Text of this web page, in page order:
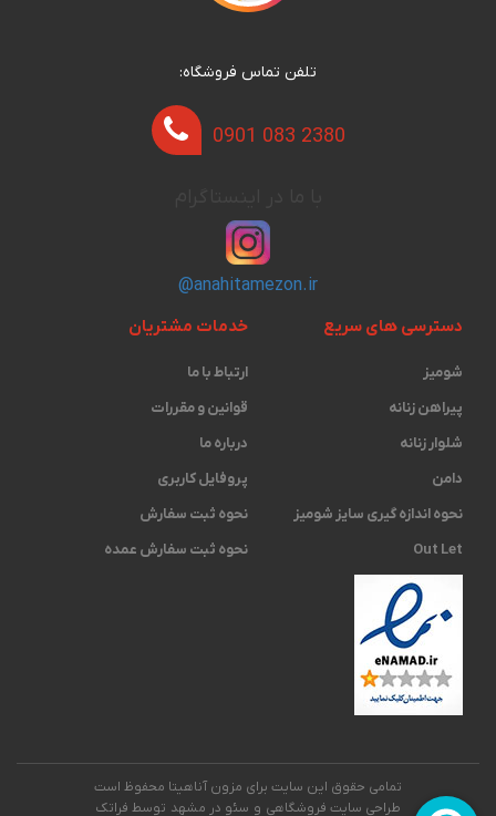
تلفن تماس فروشگاه:
0901 083 2380
@anahitamezon.ir
دسترسی های سریع
شومیز
پیراهن زنانه
شلوار زنانه
دامن
نحوه اندازه گیری ‫سایز شومیز
Out Let
خدمات مشتریان
ارتباط با ما
قوانین و مقررات
درباره ما
پروفایل کاربری
نحوه ثبت سفارش
نحوه ثبت سفارش عمده
تمامی حقوق این سایت برای مزون آناهیتا محفوظ است
طراحی سایت فروشگاهی و سئو در مشهد توسط فراتک